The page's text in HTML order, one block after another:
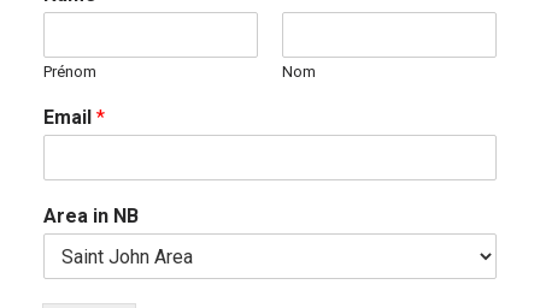
Prénom Nom
Email *
Area in NB